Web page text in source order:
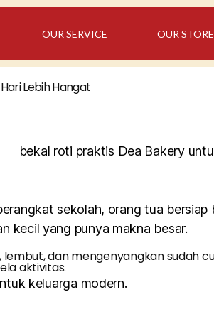
OUR SERVICE OUR STORE
Lebih Hangat
sekolah, orang tua
kecil yang punya makna besar.
dan mengenyangkan
aktivitas.
keluarga modern.